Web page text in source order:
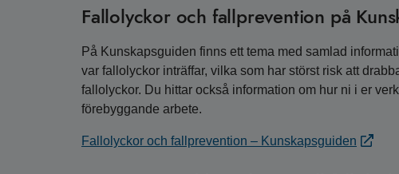
Fallolyckor och fallprevention på
På Kunskapsguiden finns ett tema med samlad
var fallolyckor inträffar, vilka som har störst risk att
fallolyckor. Du hittar också information om hur ni i er
förebyggande arbete.
Fallolyckor och fallprevention – Kunskapsguiden